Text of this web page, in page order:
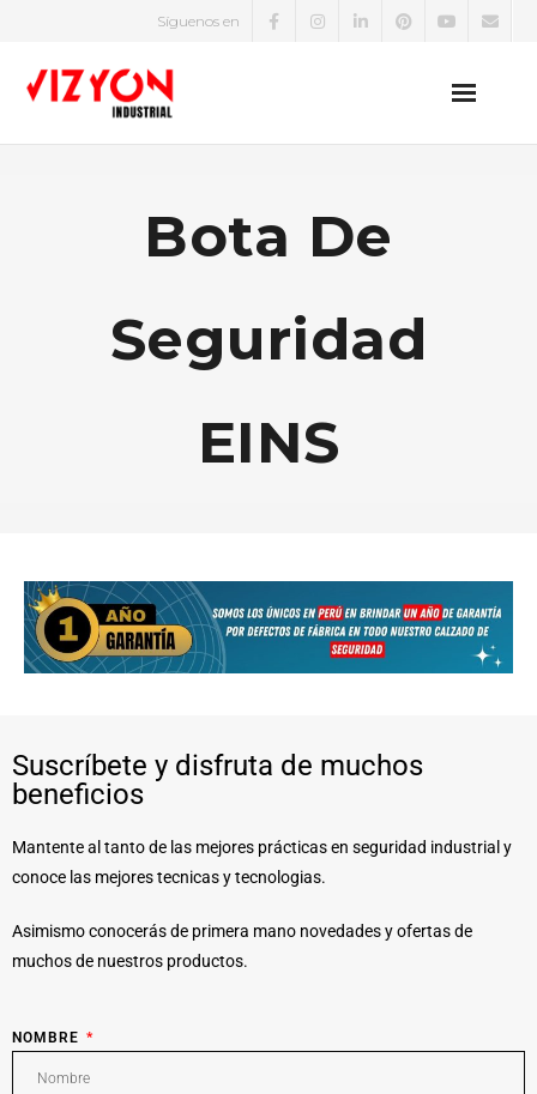
Síguenos en
Zapatos de Seguridad
Protección Eléctrica
Detectores de Gases
Bota De
Seguridad
EINS
Suscríbete y disfruta de muchos
beneficios
Mantente al tanto de las mejores prácticas en seguridad industrial y
conoce las mejores tecnicas y tecnologias.
Asimismo conocerás de primera mano novedades y ofertas de
muchos de nuestros productos.
NOMBRE